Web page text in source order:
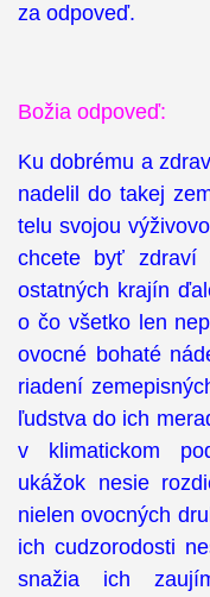
za odpoveď.
Božia odpoveď:
Ku dobrému a
nadelil do takej
telu svojou
chcete byť zdraví
ostatných krajín
o čo všetko len
ovocné bohaté
riadení
ľudstva do ich
v klimatickom
ukážok nesie
nielen ovocných
ich cudzorodosti
snažia ich